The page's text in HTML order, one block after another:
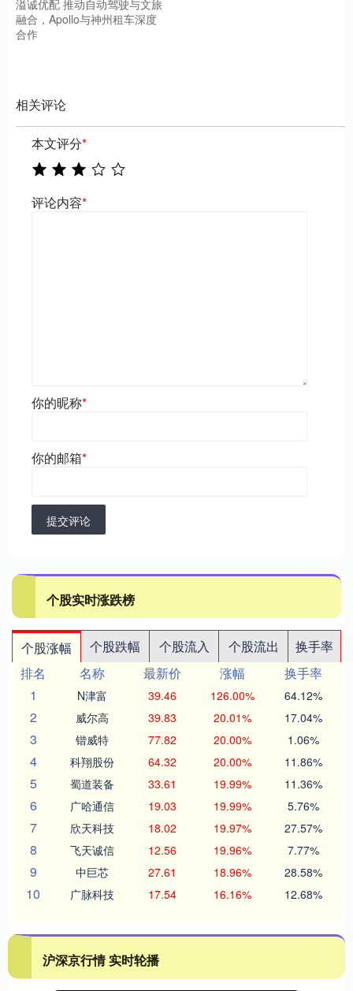
溢诚优配 推动自动驾驶与文旅
融合，Apollo与神州租车深度
合作
相关评论
本文评分*
评论内容*
你的昵称*
你的邮箱*
提交评论
个股实时涨跌榜
个股涨幅 个股跌幅 个股流入 个股流出
换手率
排名
名称 最新价 涨幅
换手率
1
N津富 39.46 126.00% 64.12%
2 威尔高 39.83 20.01% 17.04%
3 锴威特 77.82 20.00% 1.06%
4 科翔股份 64.32 20.00% 11.86%
5 蜀道装备 33.61 19.99% 11.36%
6 广哈通信 19.03 19.99% 5.76%
7 欣天科技 18.02 19.97% 27.57%
8 飞天诚信 12.56 19.96% 7.77%
9 中巨芯 27.61 18.96% 28.58%
10 广脉科技 17.54 16.16% 12.68%
沪深京行情 实时轮播